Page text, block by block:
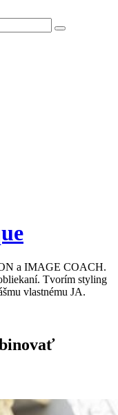
a IMAGE COACH.
Tvorím styling
vlastnému JA.